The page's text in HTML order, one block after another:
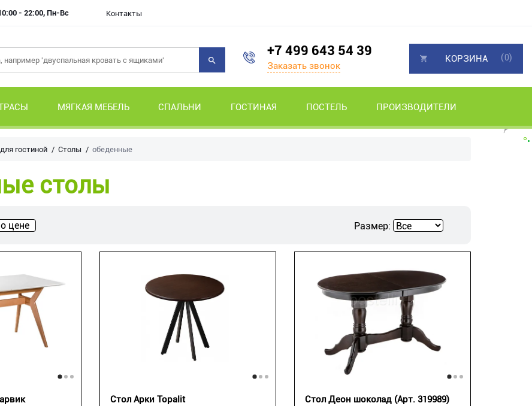
- 22:00, Пн-Вс Контакты
+7 499 643 54 39
Заказать звонок
МЯГКАЯ МЕБЕЛЬ СПАЛЬНИ ГОСТИНАЯ ПОСТЕЛЬ ПРОИЗВОДИТЕЛИ
КОРЗИНА (0)
гостиной Столы обеденные
столы
цене Размер:
Стол Арки Topalit Стол Деон шоколад (Арт. 319989)